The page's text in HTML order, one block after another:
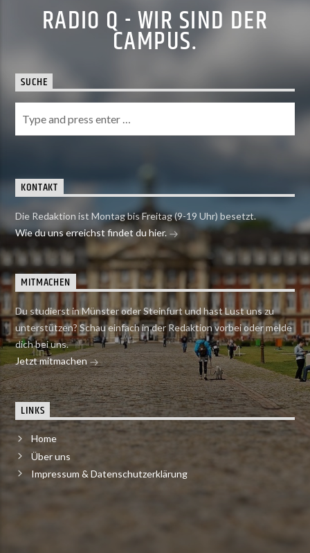
RADIO Q - WIR SIND DER
CAMPUS.
SUCHE
KONTAKT
Die Redaktion ist Montag bis Freitag (9-19 Uhr) besetzt.
Wie du uns erreichst findet du hier.
MITMACHEN
Du studierst in Münster oder Steinfurt und hast Lust uns zu
unterstützen? Schau einfach in der Redaktion vorbei oder melde
dich bei uns.
Jetzt mitmachen
LINKS
Home
Über uns
Impressum & Datenschutzerklärung